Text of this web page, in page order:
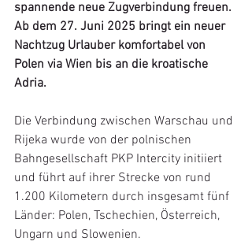
spannende neue Zugverbindung freuen.
Ab dem 27. Juni 2025 bringt ein neuer
Nachtzug Urlauber komfortabel von
Polen via Wien bis an die kroatische
Adria.
Die Verbindung zwischen Warschau und
Rijeka wurde von der polnischen
Bahngesellschaft PKP Intercity initiiert
und führt auf ihrer Strecke von rund
1.200 Kilometern durch insgesamt fünf
Länder: Polen, Tschechien, Österreich,
Ungarn und Slowenien.